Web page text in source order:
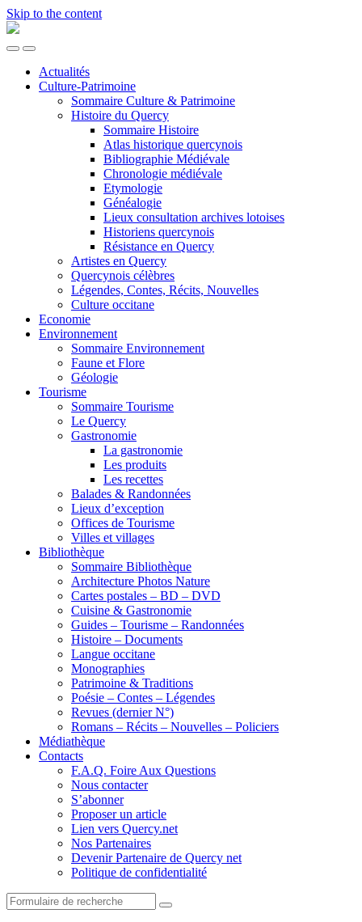
Skip to the content
Quercy.net
Toggle
mobile
menu
Toggle
the
search
field
Actualités
Culture-Patrimoine
Sommaire Culture & Patrimoine
Histoire du Quercy
Sommaire Histoire
Atlas historique quercynois
Bibliographie Médiévale
Chronologie médiévale
Etymologie
Généalogie
Lieux consultation archives lotoises
Historiens quercynois
Résistance en Quercy
Artistes en Quercy
Quercynois célèbres
Légendes, Contes, Récits, Nouvelles
Culture occitane
Economie
Environnement
Sommaire Environnement
Faune et Flore
Géologie
Tourisme
Sommaire Tourisme
Le Quercy
Gastronomie
La gastronomie
Les produits
Les recettes
Balades & Randonnées
Lieux d’exception
Offices de Tourisme
Villes et villages
Bibliothèque
Sommaire Bibliothèque
Architecture Photos Nature
Cartes postales – BD – DVD
Cuisine & Gastronomie
Guides – Tourisme – Randonnées
Histoire – Documents
Langue occitane
Monographies
Patrimoine & Traditions
Poésie – Contes – Légendes
Revues (dernier N°)
Romans – Récits – Nouvelles – Policiers
Médiathèque
Contacts
F.A.Q. Foire Aux Questions
Nous contacter
S’abonner
Proposer un article
Lien vers Quercy.net
Nos Partenaires
Devenir Partenaire de Quercy net
Politique de confidentialité
Search